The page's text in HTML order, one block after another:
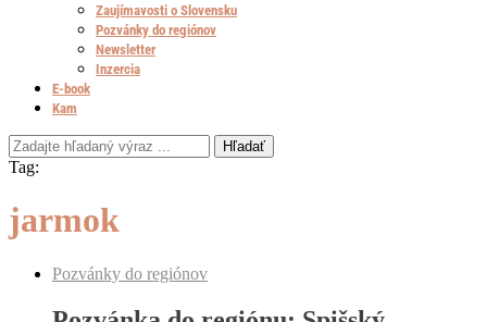
Zaujímavosti o Slovensku
Pozvánky do regiónov
Newsletter
Inzercia
E-book
Kam
Hľadať
Tag:
jarmok
Pozvánky do regiónov